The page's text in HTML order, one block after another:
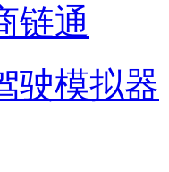
链通
驶模拟器